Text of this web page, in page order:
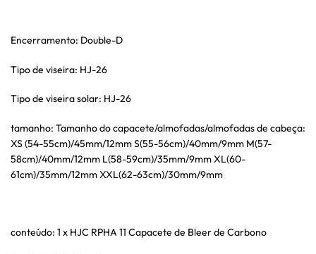
Encerramento: Double-D
Tipo de viseira: HJ-26
Tipo de viseira solar: HJ-26
tamanho: Tamanho do capacete/almofadas/almofadas de cabeça:
XS (54-55cm)/45mm/12mm S(55-56cm)/40mm/9mm M(57-
58cm)/40mm/12mm L(58-59cm)/35mm/9mm XL(60-
61cm)/35mm/12mm XXL(62-63cm)/30mm/9mm
conteúdo: 1 x HJC RPHA 11 Capacete de Bleer de Carbono